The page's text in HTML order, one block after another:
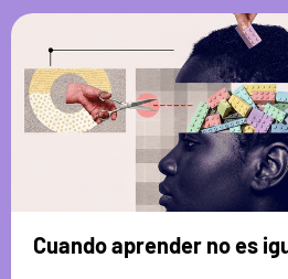
Cuando aprender no es